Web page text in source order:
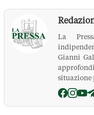
La
Gianni
situazione